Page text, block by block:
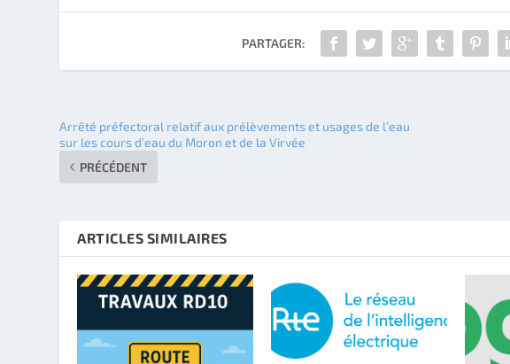
PARTAGER:
Arrêté préfectoral relatif aux prélèvements et usages de l’eau
sur les cours d’eau du Moron et de la Virvée
PRÉCÉDENT
ARTICLES SIMILAIRES